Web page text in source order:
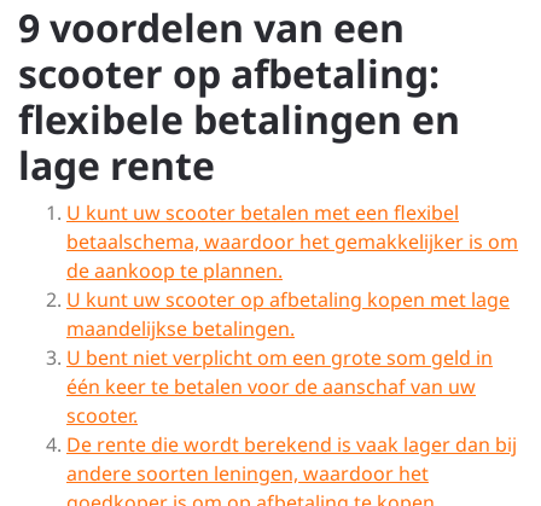
9 voordelen van een
scooter op afbetaling:
flexibele betalingen en
lage rente
U kunt uw scooter betalen met een flexibel
betaalschema, waardoor het gemakkelijker is om
de aankoop te plannen.
U kunt uw scooter op afbetaling kopen met lage
maandelijkse betalingen.
U bent niet verplicht om een grote som geld in
één keer te betalen voor de aanschaf van uw
scooter.
De rente die wordt berekend is vaak lager dan bij
andere soorten leningen, waardoor het